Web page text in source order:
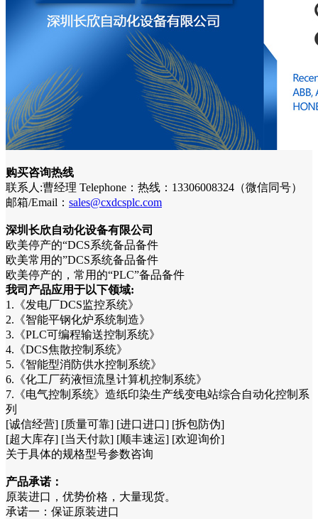
购买咨询热线
联系人:曹经理 Telephone：热线：13306008324（微信同号）
邮箱/Email： sales@cxdcsplc.com
深圳长欣自动化设备有限公司
欧美停产的“DCS系统备品备件
欧美常用的”DCS系统备品备件
欧美停产的，常用的“PLC”备品备件
我司产品应用于以下领域:
1.《发电厂DCS监控系统》
2.《智能平钢化炉系统制造》
3.《PLC可编程输送控制系统》
4.《DCS焦散控制系统》
5.《智能型消防供水控制系统》
6.《化工厂药液恒流垦计算机控制系统》
7.《电气控制系统》造纸印染生产线变电站综合自动化控制系
列
[诚信经营] [质量可靠] [进口进口] [拆包防伪]
[超大库存] [当天付款] [顺丰速运] [欢迎询价]
关于具体的规格型号参数咨询
产品承诺：
原装进口，优势价格，大量现货。
承诺一：保证原装进口